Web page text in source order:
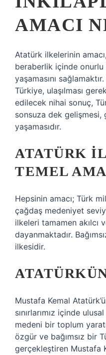
AMACI
Atatürk ilkelerinin
beraberlik içinde
yaşamasını
Türkiye, ulaşılması
edilecek nihai sonuç,
sonsuza dek gelişmesi,
yaşamasıdır.
ATATÜRK
TEMEL
Hepsinin amacı; Türk
çağdaş medeniyet
ilkeleri tamamen akılcı
dayanmaktadır.
ilkesidir.
Mustafa Kemal
sınırlarımız içinde
medeni bir toplum
özgür ve bağımsız bir
gerçekleştiren Mustafa